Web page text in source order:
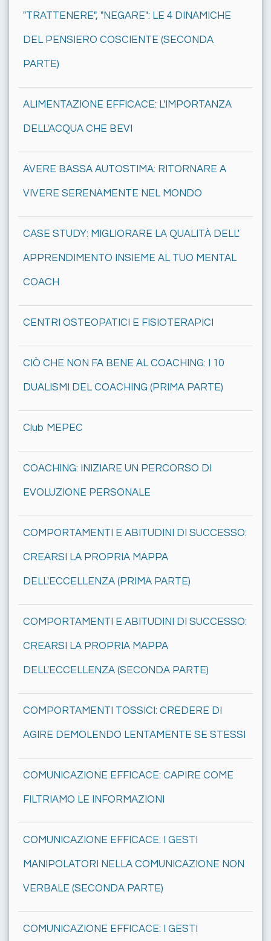
"TRATTENERE", "NEGARE": LE 4 DINAMICHE
DEL PENSIERO COSCIENTE (SECONDA
PARTE)
ALIMENTAZIONE EFFICACE: L'IMPORTANZA
DELL'ACQUA CHE BEVI
AVERE BASSA AUTOSTIMA: RITORNARE A
VIVERE SERENAMENTE NEL MONDO
CASE STUDY: MIGLIORARE LA QUALITÀ DELL'
APPRENDIMENTO INSIEME AL TUO MENTAL
COACH
CENTRI OSTEOPATICI E FISIOTERAPICI
CIÒ CHE NON FA BENE AL COACHING: I 10
DUALISMI DEL COACHING (PRIMA PARTE)
Club MEPEC
COACHING: INIZIARE UN PERCORSO DI
EVOLUZIONE PERSONALE
COMPORTAMENTI E ABITUDINI DI SUCCESSO:
CREARSI LA PROPRIA MAPPA
DELL'ECCELLENZA (PRIMA PARTE)
COMPORTAMENTI E ABITUDINI DI SUCCESSO:
CREARSI LA PROPRIA MAPPA
DELL'ECCELLENZA (SECONDA PARTE)
COMPORTAMENTI TOSSICI: CREDERE DI
AGIRE DEMOLENDO LENTAMENTE SE STESSI
COMUNICAZIONE EFFICACE: CAPIRE COME
FILTRIAMO LE INFORMAZIONI
COMUNICAZIONE EFFICACE: I GESTI
MANIPOLATORI NELLA COMUNICAZIONE NON
VERBALE (SECONDA PARTE)
COMUNICAZIONE EFFICACE: I GESTI